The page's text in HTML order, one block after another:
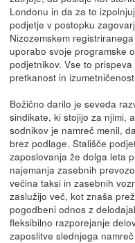
Londonu in da za to
podjetje v postopku
Nizozemskem
uporabo svoje programske
podjetnikov. Vse to
pretkanost in
Božično darilo je seveda
sindikate, ki stojijo za njimi,
sodnikov je namreč menil,
brez podlage. Stališče
zaposlovanja že dolga leta
najemanja zasebnih
večina taksi in zasebnih
zaslužijo več, kot znaša
pogodbeni odnos z
fleksibilno razporejanje
zaposlitve slednjega